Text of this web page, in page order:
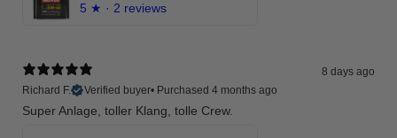
5 ★ · 2 reviews
8 days ago
Richard F.
Verified buyer• Purchased 4 months ago
Super Anlage, toller Klang, tolle Crew.